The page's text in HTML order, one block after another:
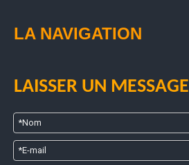
LA NAVIGATION
LAISSER UN MESSAGE